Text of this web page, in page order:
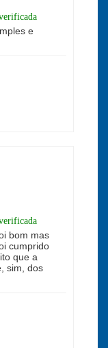
e
bom mas
cumprido
que a
sim, dos